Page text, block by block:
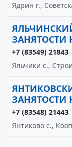
Ядрин г.,
ЗАНЯТОСТИ
+7 (83549) 21843
Яльчики с.,
ЗАНЯТОСТИ
+7 (83548) 21443
Янтиково с.,